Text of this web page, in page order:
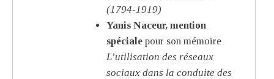
(1794-1919)
Yanis Naceur, mention
spéciale pour son mémoire
L’utilisation des réseaux
sociaux dans la conduite des